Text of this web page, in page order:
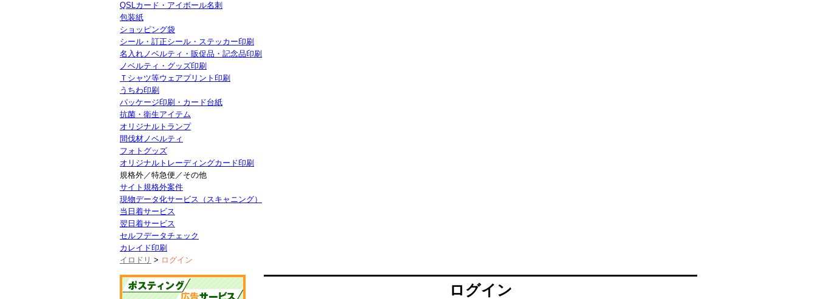
QSLカード・アイボール名刺
包装紙
ショッピング袋
シール・訂正シール・ステッカー印刷
名入れノベルティ・販促品・記念品印刷
ノベルティ・グッズ印刷
Ｔシャツ等ウェアプリント印刷
うちわ印刷
パッケージ印刷・カード台紙
抗菌・衛生アイテム
オリジナルトランプ
間伐材ノベルティ
フォトグッズ
オリジナルトレーディングカード印刷
規格外／特急便／その他
サイト規格外案件
現物データ化サービス（スキャニング）
当日着サービス
翌日着サービス
セルフデータチェック
カレイド印刷
イロドリ > ログイン
ログイン